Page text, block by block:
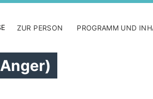
ZUR PERSON PROGRAMM UND